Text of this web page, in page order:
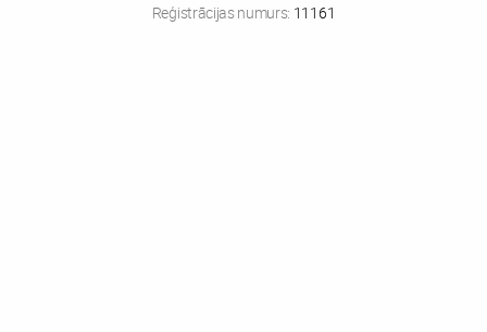
Reģistrācijas numurs: 11161